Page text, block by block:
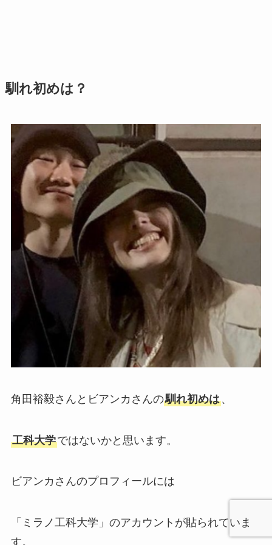
馴れ初めは？
角田裕毅さんとビアンカさんの馴れ初めは、
工科大学ではないかと思います。
ビアンカさんのプロフィールには
「ミラノ工科大学」のアカウントが貼られていま
す。